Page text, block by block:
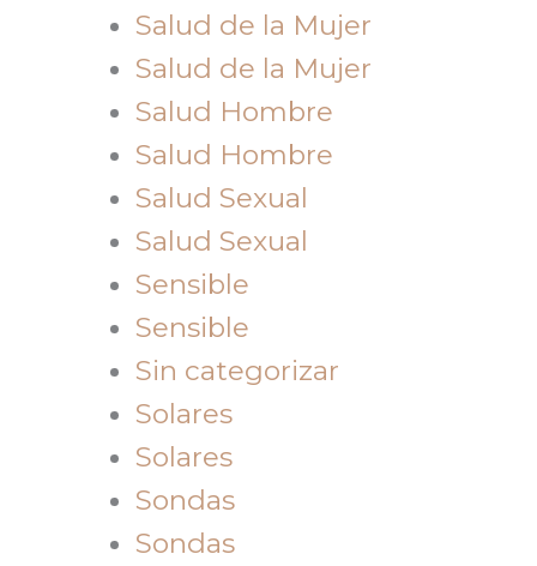
Salud de la Mujer
Salud de la Mujer
Salud Hombre
Salud Hombre
Salud Sexual
Salud Sexual
Sensible
Sensible
Sin categorizar
Solares
Solares
Sondas
Sondas